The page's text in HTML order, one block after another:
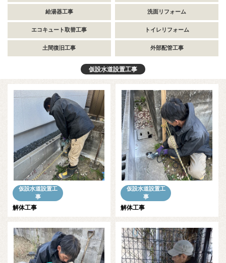
給湯器工事 洗面リフォーム
エコキュート取替工事 トイレリフォーム
土間復旧工事 外部配管工事
仮設水道設置工事
仮設水道設置工
事
解体工事
仮設水道設置工
事
解体工事